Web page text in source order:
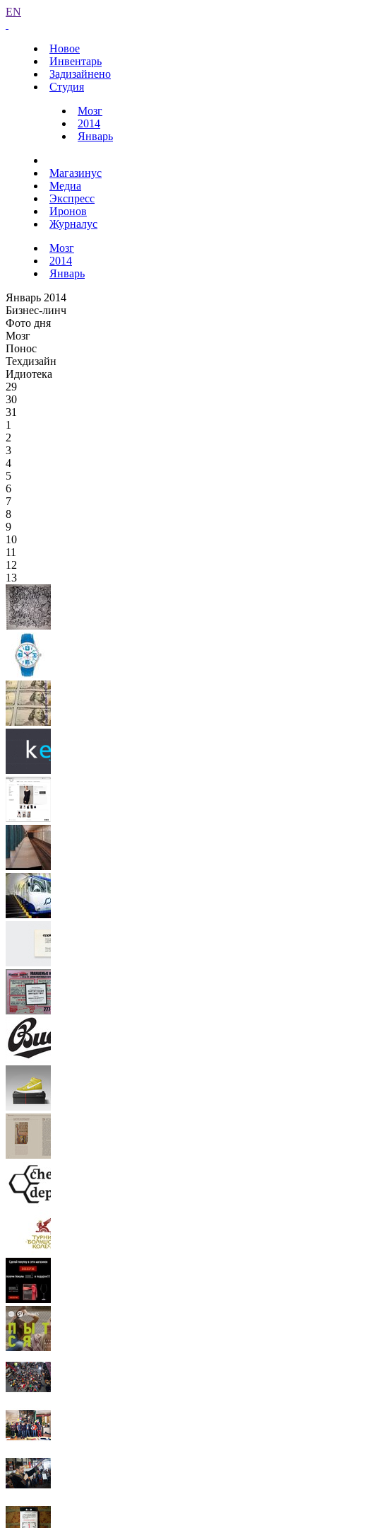
EN
Новое
Инвентарь
Задизайнено
Студия
Мозг
2014
Январь
Магазинус
Медиа
Экспресс
Иронов
Журналус
Мозг
2014
Январь
Январь 2014
Бизнес-линч
Фото дня
Мозг
Понос
Техдизайн
Идиотека
29
30
31
1
2
3
4
5
6
7
8
9
10
11
12
13